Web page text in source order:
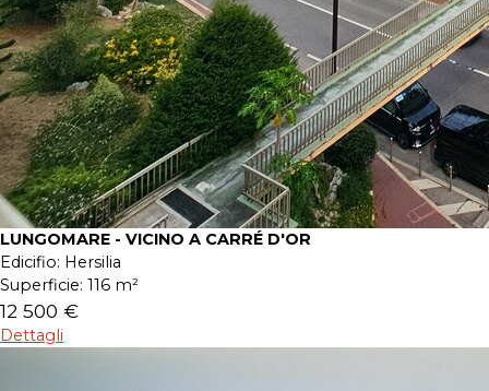
LUNGOMARE - VICINO A CARRÉ D'OR
Edicifio: Hersilia
Superficie: 116 m²
12 500 €
Dettagli